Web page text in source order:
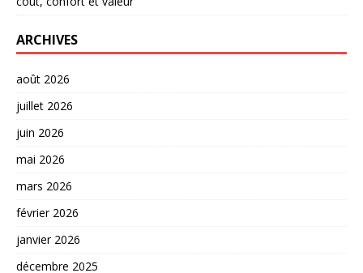
ARCHIVES
août 2026
juillet 2026
juin 2026
mai 2026
mars 2026
février 2026
janvier 2026
décembre 2025